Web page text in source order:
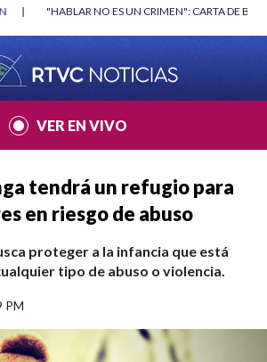
UN CRIMEN": CARTA DE BETO CORAL |
VER EN VIVO
tendrá un refugio para
en riesgo de abuso
proteger a la infancia que está
tipo de abuso o violencia.
PM